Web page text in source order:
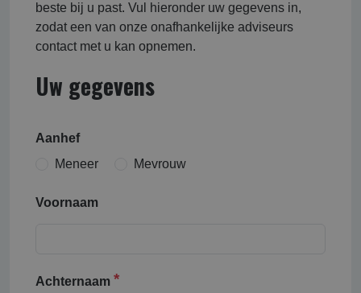
beste bij u past. Vul hieronder uw gegevens in,
zodat een van onze onafhankelijke adviseurs
contact met u kan opnemen.
Uw gegevens
Aanhef
Meneer
Mevrouw
Voornaam
Achternaam